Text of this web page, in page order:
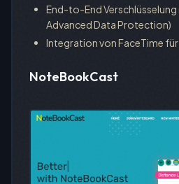
End-to-End
Advanced Data Protection)
Integration von FaceTime
NoteBookCast